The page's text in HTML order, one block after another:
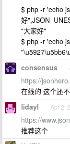
$ php -r 'echo
好
"大家好"
$ php -r 'echo
consensus
https://
在线的 这个还
lidayl Apr 2,
https://
推荐这个